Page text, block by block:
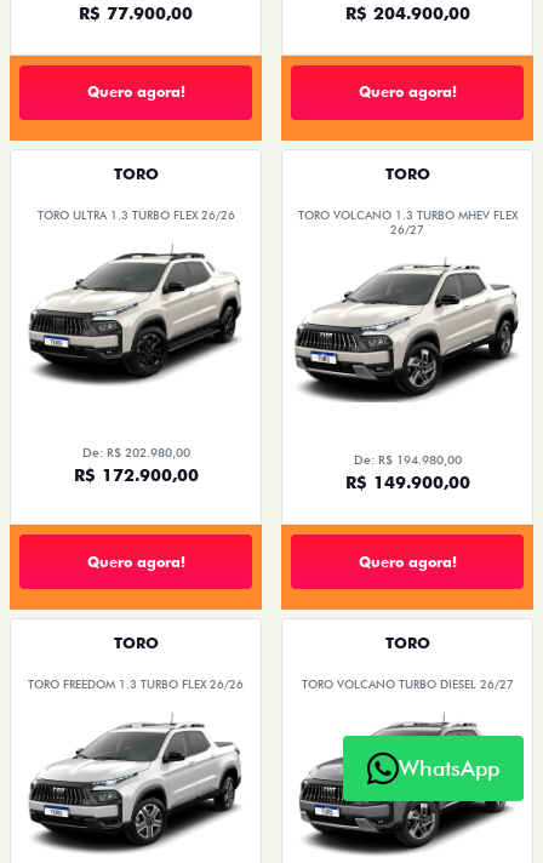
R$ 77.900,00
Quero agora!
R$ 204.900,00
Quero agora!
TORO
TORO ULTRA 1.3 TURBO FLEX 26/26
De: R$ 202.980,00
R$ 172.900,00
Quero agora!
TORO
TORO VOLCANO 1.3 TURBO MHEV FLEX
26/27
De: R$ 194.980,00
R$ 149.900,00
Quero agora!
TORO
TORO FREEDOM 1.3 TURBO FLEX 26/26
TORO
TORO VOLCANO TURBO DIESEL 26/27
WhatsApp